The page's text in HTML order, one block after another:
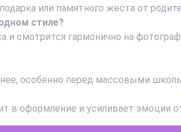
или памятного жеста от
стиле?
и смотрится гармонично на
особенно перед массовыми
в оформление и усиливает эмоции